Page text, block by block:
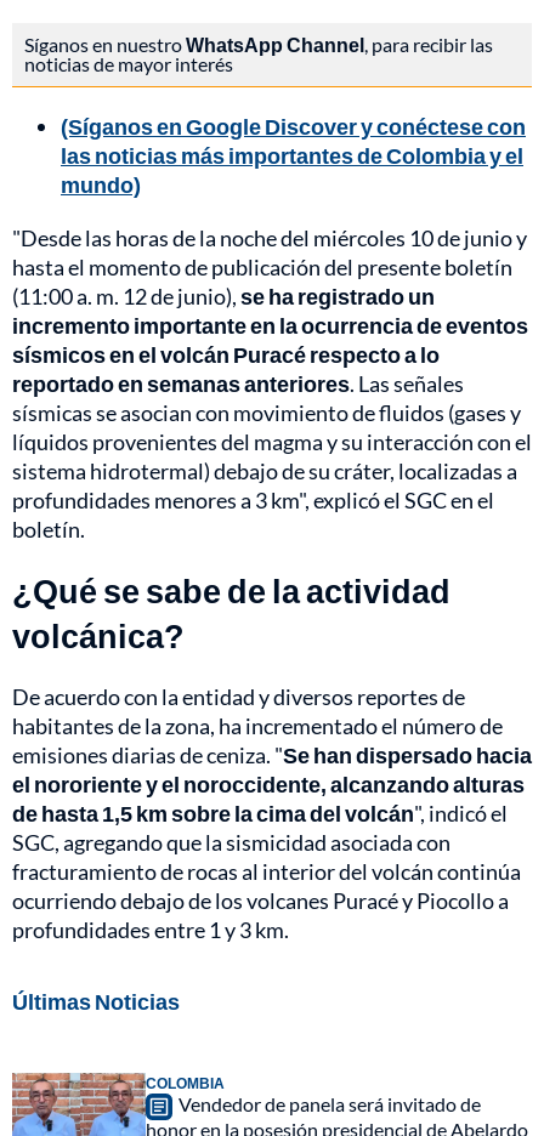
Síganos en nuestroWhatsApp Channel, para recibir las
noticias de mayor interés
(Síganos en Google Discover y conéctese con
las noticias más importantes de Colombia y el
mundo)
"Desde las horas de la noche del miércoles 10 de junio y
hasta el momento de publicación del presente boletín
(11:00 a. m. 12 de junio),se ha registrado un
incremento importante en la ocurrencia de eventos
sísmicos en el volcán Puracé respecto a lo
reportado en semanas anteriores. Las señales
sísmicas se asocian con movimiento de fluidos (gases y
líquidos provenientes del magma y su interacción con el
sistema hidrotermal) debajo de su cráter, localizadas a
profundidades menores a 3 km", explicó el SGC en el
boletín.
¿Qué se sabe de la actividad
volcánica?
De acuerdo con la entidad y diversos reportes de
habitantes de la zona, ha incrementado el número de
emisiones diarias de ceniza. "Se han dispersado hacia
el nororiente y el noroccidente, alcanzando alturas
de hasta 1,5 km sobre la cima del volcán", indicó el
SGC, agregando que la sismicidad asociada con
fracturamiento de rocas al interior del volcán continúa
ocurriendo debajo de los volcanes Puracé y Piocollo a
profundidades entre 1 y 3 km.
Últimas Noticias
COLOMBIA
Vendedor de panela será invitado de
honor en la posesión presidencial de Abelardo